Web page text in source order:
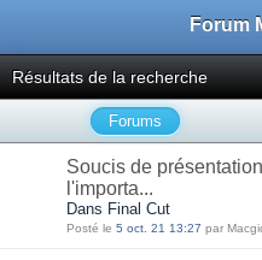
Forum
Résultats de la recherche
Forums
Soucis de
l'importa...
Dans Final Cut
Posté le 5 oct. 21 13:27 par